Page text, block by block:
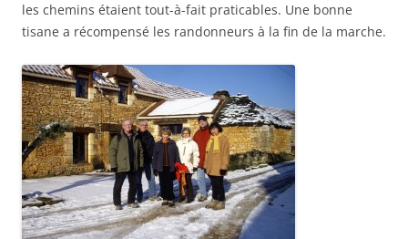
les chemins étaient tout-à-fait praticables. Une bonne
tisane a récompensé les randonneurs à la fin de la marche.